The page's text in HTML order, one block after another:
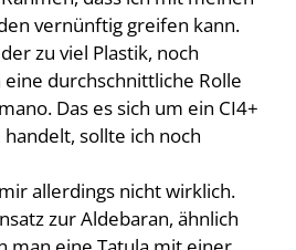
vernünftig greifen kann.
zu viel Plastik, noch
durchschnittliche Rolle
Das es sich um ein CI4+
sollte ich noch
allerdings nicht wirklich.
zur Aldebaran, ähnlich